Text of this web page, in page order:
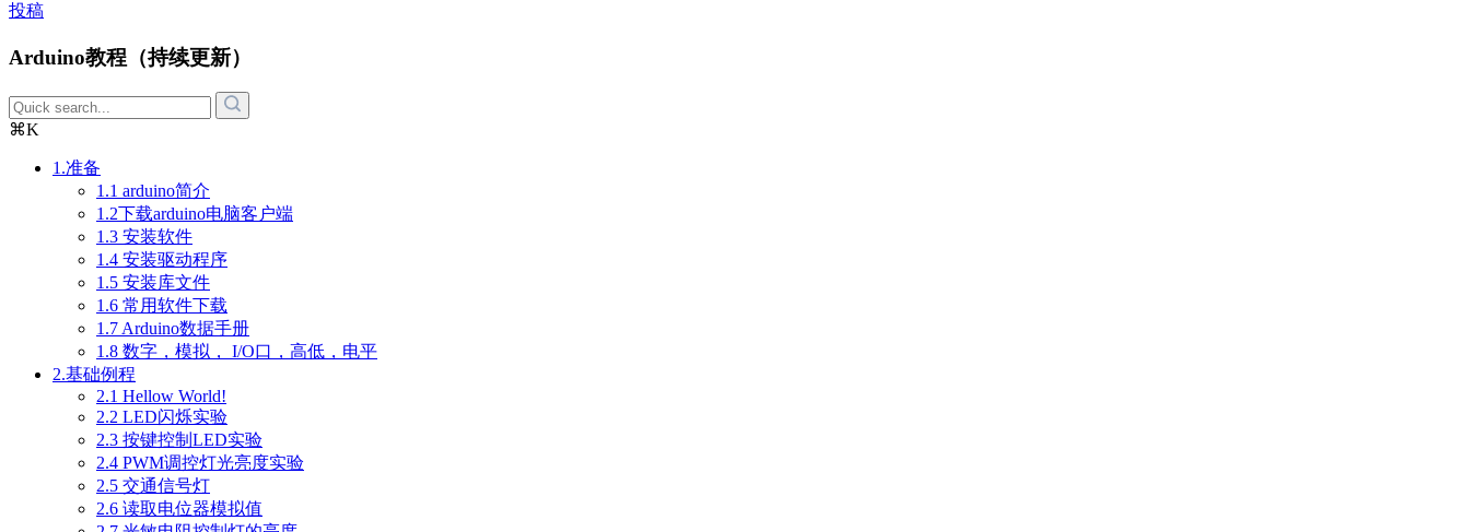
投稿
Arduino教程（持续更新）
⌘K
1.准备
1.1 arduino简介
1.2下载arduino电脑客户端
1.3 安装软件
1.4 安装驱动程序
1.5 安装库文件
1.6 常用软件下载
1.7 Arduino数据手册
1.8 数字，模拟， I/O口，高低，电平
2.基础例程
2.1 Hellow World!
2.2 LED闪烁实验
2.3 按键控制LED实验
2.4 PWM调控灯光亮度实验
2.5 交通信号灯
2.6 读取电位器模拟值